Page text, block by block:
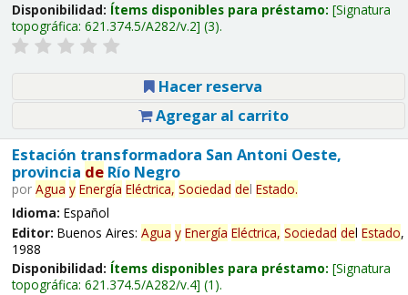
Disponibilidad: Ítems disponibles para préstamo: Signatura
topográfica: 621.374.5/A282/v.2 (3).
Hacer reserva
Agregar al carrito
Estación transformadora San Antoni Oeste,
provincia deRío Negro
por Agua y Energía Eléctrica, Sociedad del Estado.
Idioma: Español
Editor: Buenos Aires: Agua y Energía Eléctrica, Sociedad del Estado,
1988
Disponibilidad: Ítems disponibles para préstamo: Signatura
topográfica: 621.374.5/A282/v.4 (1).